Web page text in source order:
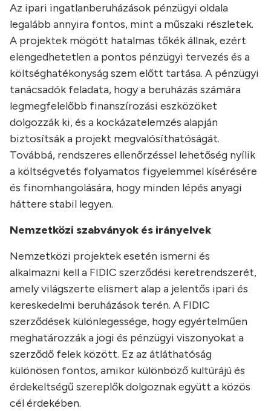
Az ipari ingatlanberuházások pénzügyi oldala
legalább annyira fontos, mint a műszaki részletek.
A projektek mögött hatalmas tőkék állnak, ezért
elengedhetetlen a pontos pénzügyi tervezés és a
költséghatékonyság szem előtt tartása. A pénzügyi
tanácsadók feladata, hogy a beruházás számára
legmegfelelőbb finanszírozási eszközöket
dolgozzák ki, és a kockázatelemzés alapján
biztosítsák a projekt megvalósíthatóságát.
Továbbá, rendszeres ellenőrzéssel lehetőség nyílik
a költségvetés folyamatos figyelemmel kísérésére
és finomhangolására, hogy minden lépés anyagi
háttere stabil legyen.
Nemzetközi szabványok és irányelvek
Nemzetközi projektek esetén ismerni és
alkalmazni kell a FIDIC szerződési keretrendszerét,
amely világszerte elismert alap a jelentős ipari és
kereskedelmi beruházások terén. A FIDIC
szerződések különlegessége, hogy egyértelműen
meghatározzák a jogi és pénzügyi viszonyokat a
szerződő felek között. Ez az átláthatóság
különösen fontos, amikor különböző kultúrájú és
érdekeltségű szereplők dolgoznak együtt a közös
cél érdekében.